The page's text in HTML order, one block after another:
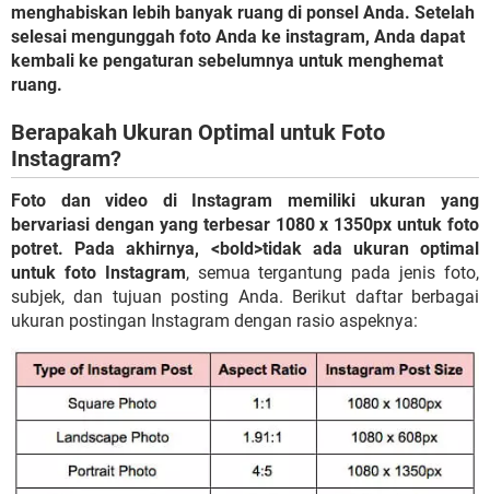
menghabiskan lebih banyak ruang di ponsel Anda. Setelah
selesai mengunggah foto Anda ke instagram, Anda dapat
kembali ke pengaturan sebelumnya untuk menghemat
ruang.
Berapakah Ukuran Optimal untuk Foto
Instagram?
Foto dan video di Instagram memiliki ukuran yang
bervariasi dengan yang terbesar 1080 x 1350px untuk foto
potret. Pada akhirnya, <bold>tidak ada ukuran optimal
untuk foto Instagram, semua tergantung pada jenis foto,
subjek, dan tujuan posting Anda. Berikut daftar berbagai
ukuran postingan Instagram dengan rasio aspeknya: